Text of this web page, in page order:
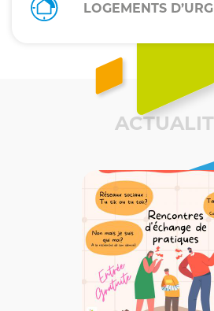
LOGEMENTS
Image